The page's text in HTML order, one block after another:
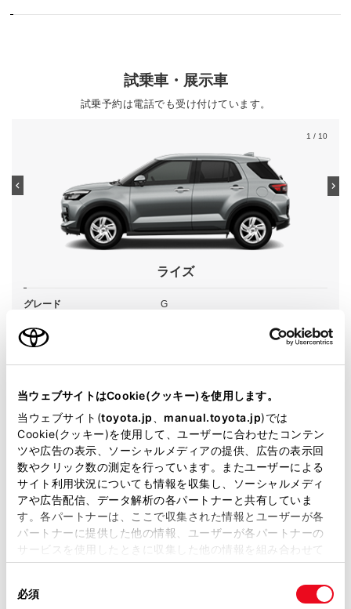
当ウェブサイトはCookie(クッキー)を使用します。
当ウェブサイト(toyota.jp manual.toyota.jp)では
Cookie(クッキー)を使用して、ユーザーに合わせたコンテン
ツや広告の表示、ソーシャルメディアの提供、広告の表示回
数やクリック数の測定を行っています。またユーザーによる
サイト利用状況についても情報を収集し、ソーシャルメディ
アや広告配信、データ解析の各パートナーと共有していま
す。各パートナーは、ここで収集された情報とユーザーが各
パートナーに提供した他の情報、ユーザーが各パートナーの
サービスを使用したときに収集した他の情報を組み合わせて
使用することがあります。当ウェブサイトの使用を続行する
必須
試乗車・展示車
試乗予約は電話でも受け付けています。
1 / 10
ライズ
グレード G
カラー スムースグレーマイカメタリック
エンジンタイプ ガソリン
駆動方式 2WD FF
試乗予約
施設情報・サービス